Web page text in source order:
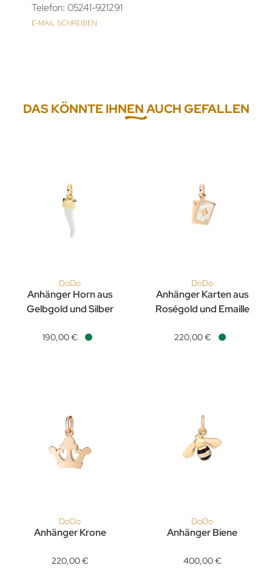
Telefon: 05241-921291
E-MAIL SCHREIBEN
DAS KÖNNTE IHNEN AUCH GEFALLEN
DoDo
Anhänger Horn aus
Gelbgold und Silber
190,00 €
DoDo
Anhänger Karten aus
Roségold und Emaille
220,00 €
DoDo
Anhänger Krone
220,00 €
DoDo
Anhänger Biene
400,00 €